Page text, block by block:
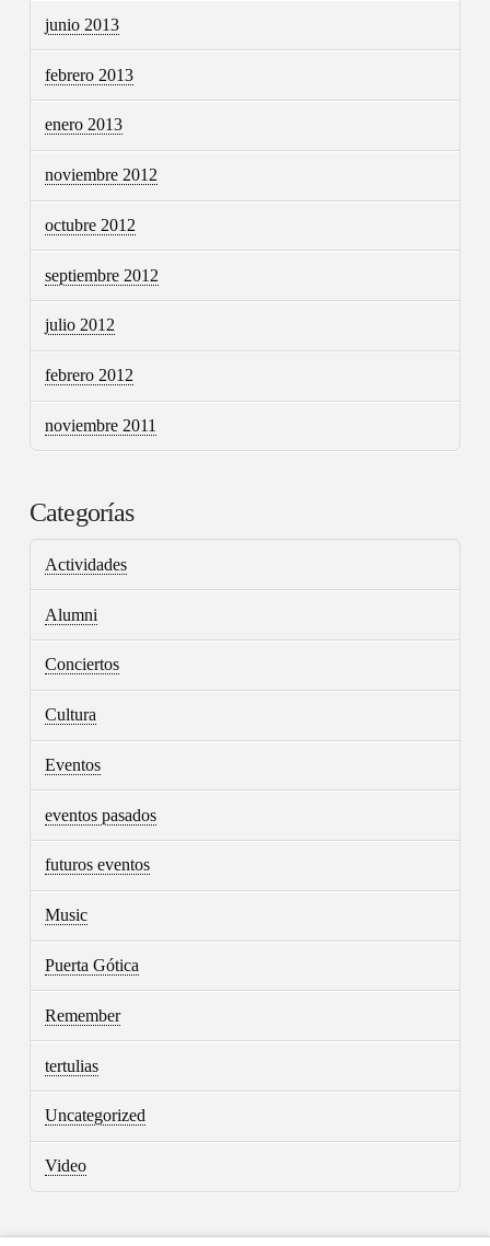
junio 2013
febrero 2013
enero 2013
noviembre 2012
octubre 2012
septiembre 2012
julio 2012
febrero 2012
noviembre 2011
Categorías
Actividades
Alumni
Conciertos
Cultura
Eventos
eventos pasados
futuros eventos
Music
Puerta Gótica
Remember
tertulias
Uncategorized
Video